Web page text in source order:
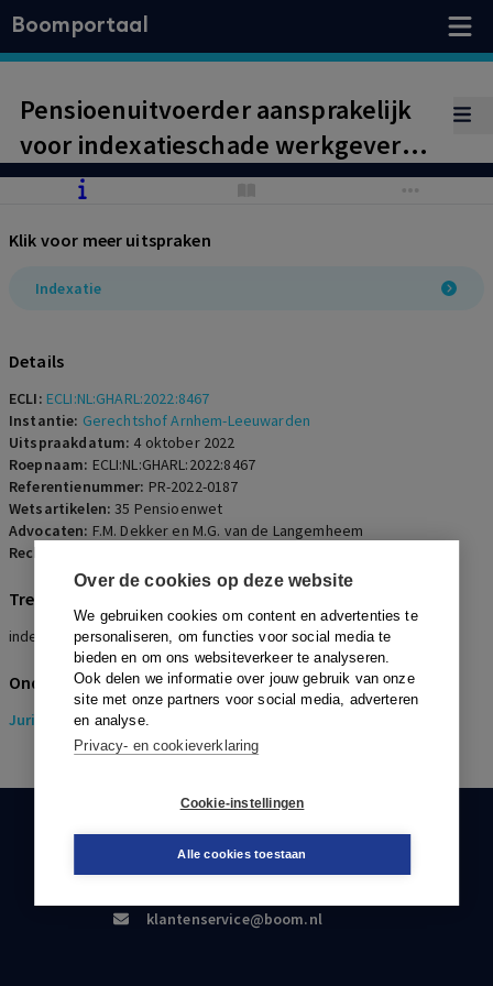
Over de cookies op deze website
We gebruiken cookies om content en advertenties te
personaliseren, om functies voor social media te
bieden en om ons websiteverkeer te analyseren.
Ook delen we informatie over jouw gebruik van onze
site met onze partners voor social media, adverteren
en analyse.
Privacy- en cookieverklaring
Cookie-instellingen
Alle cookies toestaan
Boomportaal
Pensioenuitvoerder aansprakelijk
voor indexatieschade werkgever
maar van schade is niet gebleken.
Klik voor meer uitspraken
Indexatie
Details
ECLI: ECLI:NL:GHARL:2022:8467
Instantie: Gerechtshof Arnhem-Leeuwarden
Uitspraakdatum: 4 oktober 2022
Roepnaam: ECLI:NL:GHARL:2022:8467
Referentienummer: PR-2022-0187
Wetsartikelen:35 Pensioenwet
Advocaten: F.M. Dekker en M.G. van de Langemheem
Rechters:
Trefwoorden
indexatie, aansprakelijkheid, financiering
Onderwerpen
Juridisch> Pensioenrecht
KLANTENSERVICE
088-0301000
klantenservice@boom.nl